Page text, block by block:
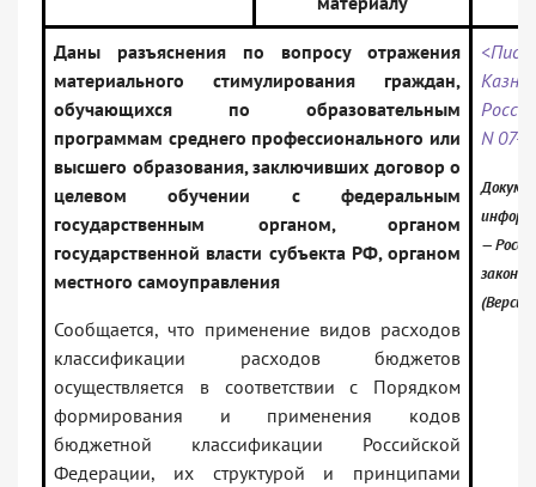
Даны разъяснения по вопросу отражения
материального стимулирования граждан,
обучающихся по образовательным
программам среднего профессионального или
высшего образования, заключивших договор о
целевом обучении с федеральным
государственным органом, органом
государственной власти субъекта РФ, органом
местного самоуправления
Сообщается, что применение видов расходов
классификации расходов бюджетов
осуществляется в соответствии с Порядком
формирования и применения кодов
бюджетной классификации Российской
Федерации, их структурой и принципами
N 07-
—